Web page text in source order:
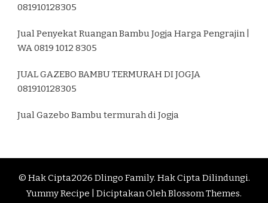
081910128305
Jual Penyekat Ruangan Bambu Jogja Harga Pengrajin |
WA 0819 1012 8305
JUAL GAZEBO BAMBU TERMURAH DI JOGJA
081910128305
Jual Gazebo Bambu termurah di Jogja
© Hak Cipta2026 Dlingo Family. Hak Cipta Dilindungi.
Yummy Recipe | Diciptakan Oleh Blossom Themes.